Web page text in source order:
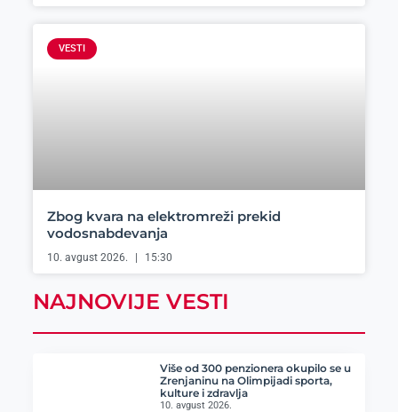
VESTI
Zbog kvara na elektromreži prekid
vodosnabdevanja
10. avgust 2026. 15:30
NAJNOVIJE VESTI
Više od 300 penzionera okupilo se u
Zrenjaninu na Olimpijadi sporta,
kulture i zdravlja
10. avgust 2026.